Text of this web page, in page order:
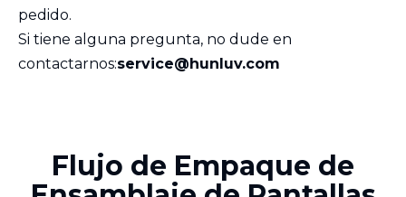
pedido.
Si tiene alguna pregunta, no dude en
contactarnos:service@hunluv.com
Flujo de Empaque de